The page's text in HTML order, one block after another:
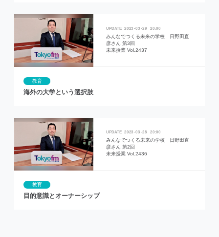
2023 03 29 20:00
みんなでつくる未来の学校 日野田直
彦さん 第3回
未来授業 Vol.2437
教育
海外の大学という選択肢
2023 03 28 20:00
みんなでつくる未来の学校 日野田直
彦さん 第2回
未来授業 Vol.2436
教育
目的意識とオーナーシップ